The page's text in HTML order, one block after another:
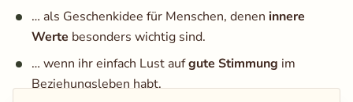
… als Geschenkidee für Menschen, denen innere
Werte besonders wichtig sind.
… wenn ihr einfach Lust aufgute Stimmung im
Beziehungsleben habt.